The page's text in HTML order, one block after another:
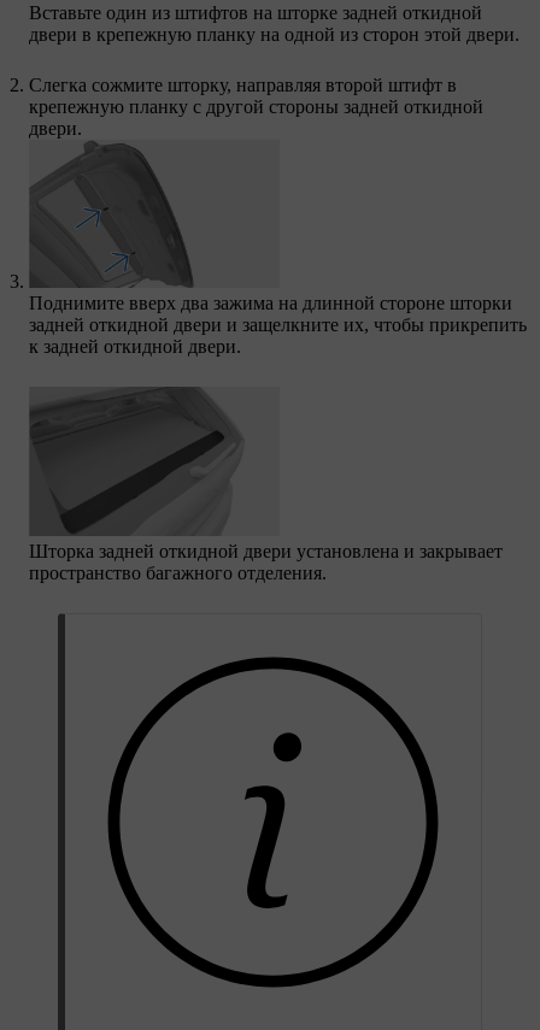
Вставьте один из штифтов на шторке задней откидной
двери в крепежную планку на одной из сторон этой двери.
Слегка сожмите шторку, направляя второй штифт в
крепежную планку с другой стороны задней откидной
двери.
Поднимите вверх два зажима на длинной стороне шторки
задней откидной двери и защелкните их, чтобы прикрепить
к задней откидной двери.
Шторка задней откидной двери установлена и закрывает
пространство багажного отделения.